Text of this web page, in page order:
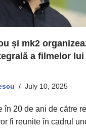
și mk2
a filmelor lui
July 10, 2025
în 20 de ani de către
fi reunite în cadrul